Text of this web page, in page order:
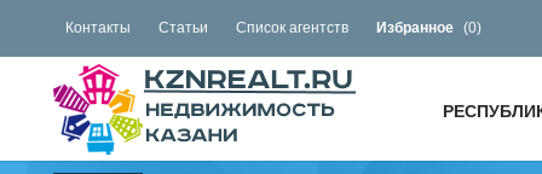
Контакты Статьи Список агентств Избранное (0)